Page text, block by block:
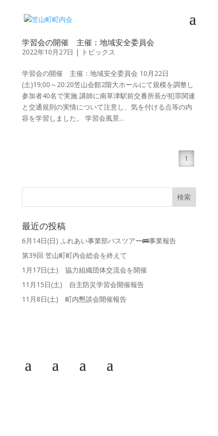
学習会の開催 主催：地域安全委員会
2022年10月27日 | トピックス
学習会の開催 主催：地域安全委員会 10月22日
(土)19;00～20:20笠山会館2階大ホールにて規模を調整し
参加者40名で実施 講師に南草津駅前交番所長が犯罪関連
と交通規則の実情について注意し、気を付ける点等の内
容を学習しました。 学習会風景...
1
最近の投稿
6月14日(日) ふれあい事業部バスツアー🚌事業報告
第39回 笠山町町内会総会を終えて
1月17日(土) 協力組織団体交流会を開催
11月15日(土) 自主防災学習会開催報告
11月8日(土) 町内懇談会開催報告